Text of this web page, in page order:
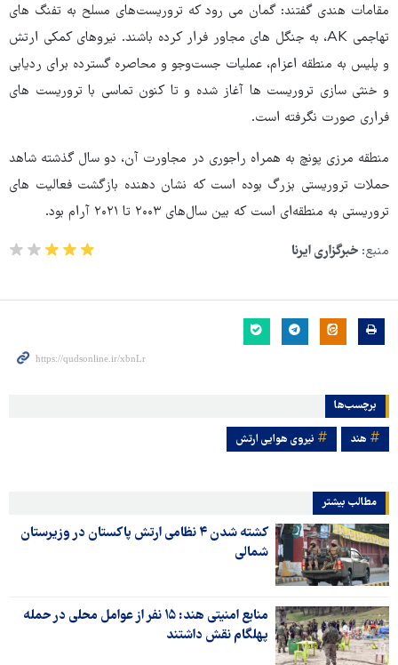
مقامات هندی گفتند: گمان می رود که تروریست‌های مسلح به تفنگ های
تهاجمی AK، به جنگل های مجاور فرار کرده باشند. نیروهای کمکی ارتش
و پلیس به منطقه اعزام، عملیات جست‌وجو و محاصره گسترده برای ردیابی
و خنثی سازی تروریست ها آغاز شده و تا کنون تماسی با تروریست های
فراری صورت نگرفته است.
منطقه مرزی پونچ به همراه راجوری در مجاورت آن، دو سال گذشته شاهد
حملات تروریستی بزرگ بوده است که نشان دهنده بازگشت فعالیت های
تروریستی به منطقه‌ای است که بین سال‌های ۲۰۰۳ تا ۲۰۲۱ آرام بود.
منبع: خبرگزاری ایرنا
برچسب‌ها
هند نیروی هوایی ارتش
مطالب بیشتر
کشته شدن ۴ نظامی ارتش پاکستان در وزیرستان
شمالی
منابع امنیتی هند: ۱۵ نفر از عوامل محلی در حمله
پهلگام نقش داشتند